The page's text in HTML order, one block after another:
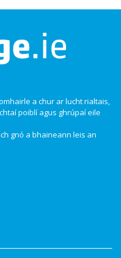
a chur ar lucht rialtais,
poiblí agus ghrúpaí eile
gnó a bhaineann leis an